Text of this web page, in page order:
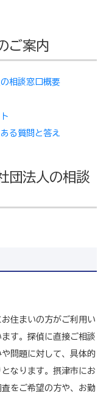
ご案内
相談窓口概要
る質問と答え
団法人の相談
住まいの方がご利用い
す。探偵に直接ご相談
問題に対して、具体的
なります。摂津市にお
をご希望の方や、お勤